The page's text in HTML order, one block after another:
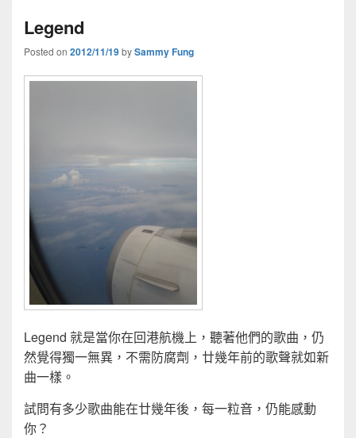
Legend
Posted on 2012/11/19bySammy Fung
Legend 就是當你在回港航機上，聽著他們的歌曲，仍
然覺得獨一無異，不需防腐劑，廿幾年前的歌聲就如新
曲一樣。
試問有多少歌曲能在廿幾年後，每一粒音，仍能感動
你？